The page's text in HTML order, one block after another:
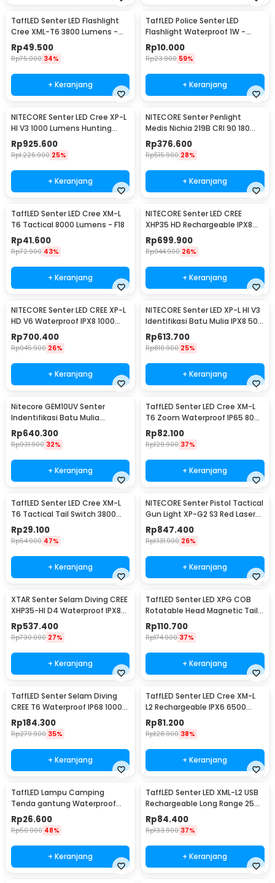
TaffLED Senter LED Flashlight
Cree XML-T6 3800 Lumens -
E27
Rp49.500
Rp75.000 34%
+ Keranjang
TaffLED Police Senter LED
Flashlight Waterproof 1W -
TAC2L
Rp10.000
Rp23.900 59%
+ Keranjang
NITECORE Senter LED Cree XP-L
HI V3 1000 Lumens Hunting
Flashlight - New P30
Rp925.600
Rp1.226.900 25%
+ Keranjang
NITECORE Senter Penlight
Medis Nichia 219B CRI 90 180
Lumens IPX8 - MT06MD
Rp376.600
Rp515.900 28%
+ Keranjang
TaffLED Senter LED Cree XM-L
T6 Tactical 8000 Lumens - F18
Rp41.600
Rp72.900 43%
+ Keranjang
NITECORE Senter LED CREE
XHP35 HD Rechargeable IPX8
1800 Lumens - MH23
Rp699.900
Rp944.900 26%
+ Keranjang
NITECORE Senter LED CREE XP-L
HD V6 Waterproof IPX8 1000
Lumens - MT21C
Rp700.400
Rp945.900 26%
+ Keranjang
NITECORE Senter LED XP-L HI V3
Identifikasi Batu Mulia IPX8 500
Lumens - GEM8
Rp613.700
Rp810.900 25%
+ Keranjang
Nitecore GEM10UV Senter
Indentifikasi Batu Mulia
Gemstone Ultraviolet
Rp640.300
Rp931.900 32%
+ Keranjang
TaffLED Senter LED Cree XM-L
T6 Zoom Waterproof IP65 8000
Lumens - E17 COB
Rp82.100
Rp129.900 37%
+ Keranjang
TaffLED Senter LED Cree XM-L
T6 Tactical Tail Switch 3800
Lumens
Rp29.100
Rp54.900 47%
+ Keranjang
NITECORE Senter Pistol Tactical
Gun Light XP-G2 S3 Red Laser
300Lumens - NPL10
Rp847.400
Rp1.131.900 26%
+ Keranjang
XTAR Senter Selam Diving CREE
XHP35-HI D4 Waterproof IPX8
1600 Lumens - D26 1600S
Rp537.400
Rp730.000 27%
+ Keranjang
TaffLED Senter LED XPG COB
Rotatable Head Magnetic Tail
10000 Lumens - 3189A
Rp110.700
Rp174.900 37%
+ Keranjang
TaffLED Senter Selam Diving
CREE T6 Waterproof IP68 10000
Lumens - TG-S151
Rp184.300
Rp279.900 35%
+ Keranjang
TaffLED Senter LED Cree XM-L
L2 Rechargeable IPX6 6500
Lumens - 701
Rp81.200
Rp128.900 38%
+ Keranjang
TaffLED Lampu Camping
Tenda gantung Waterproof
Emergency 120 Lumens - G198
Rp26.600
Rp50.900 48%
+ Keranjang
TaffLED Senter LED XML-L2 USB
Rechargeable Long Range 25W
1000 Lumens Without Battery
- XML-L2
Rp84.400
Rp133.900 37%
+ Keranjang